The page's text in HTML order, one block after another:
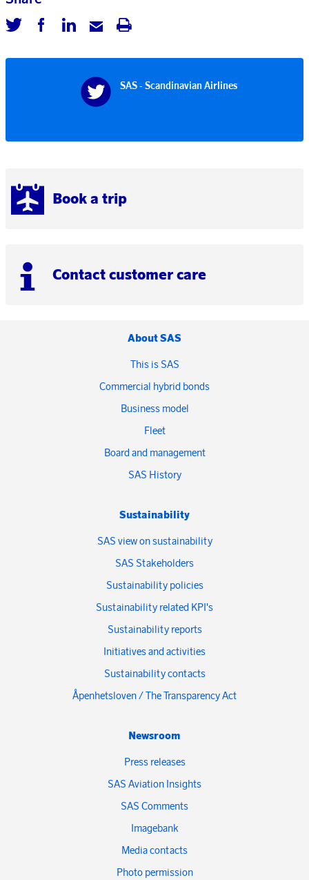
Book a trip
Contact customer care
SAS - Scandinavian Airlines
About SAS
This is SAS
Commercial hybrid bonds
Business model
Fleet
Board and management
SAS History
Sustainability
SAS view on sustainability
SAS Stakeholders
Sustainability policies
Sustainability related KPI's
Sustainability reports
Initiatives and activities
Sustainability contacts
Åpenhetsloven / The Transparency Act
Newsroom
Press releases
SAS Aviation Insights
SAS Comments
Imagebank
Media contacts
Photo permission